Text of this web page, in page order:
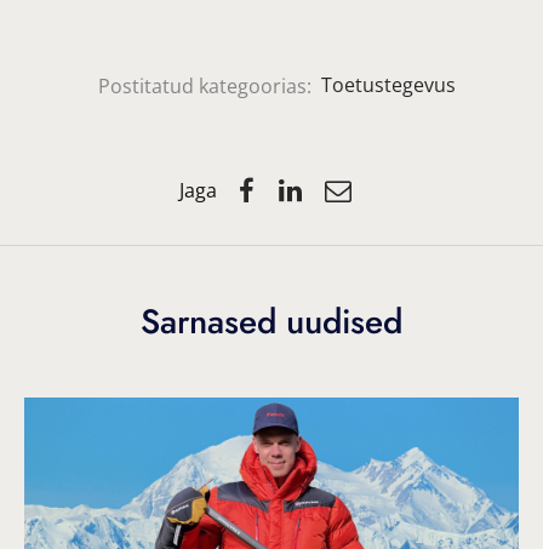
Postitatud kategoorias: Toetustegevus
Jaga
Sarnased uudised